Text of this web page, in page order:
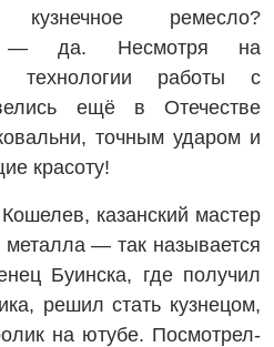
ремесло?
— да. Несмотря на
технологии работы с
ещё в Отечестве
точным ударом и
красоту!
казанский мастер
металла — так называется
Буинска, где получил
решил стать кузнецом,
на ютубе. Посмотрел-